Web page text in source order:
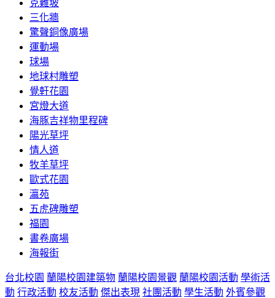
克難坡
三化牆
驚聲銅像廣場
運動場
球場
地球村雕塑
覺軒花園
宮燈大道
海豚吉祥物里程碑
陽光草坪
情人道
牧羊草坪
歐式花園
瀛苑
五虎碑雕塑
福園
書卷廣場
海報街
台北校園 蘭陽校園建築物 蘭陽校園景觀 蘭陽校園活動 學術活
動 行政活動 校友活動 傑出表現 社團活動 學生活動 外賓參觀